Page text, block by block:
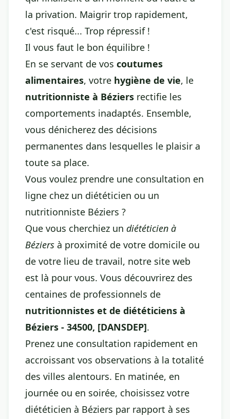
la privation. Maigrir trop rapidement,
c'est risqué... Trop répressif !
Il vous faut le bon équilibre !
En se servant de vos coutumes
alimentaires, votre hygiène de vie, le
nutritionniste à Béziers rectifie les
comportements inadaptés. Ensemble,
vous dénicherez des décisions
permanentes dans lesquelles le plaisir a
toute sa place.
Vous voulez prendre une consultation en
ligne chez un diététicien ou un
nutritionniste Béziers ?
Que vous cherchiez un diététicien à
Béziers à proximité de votre domicile ou
de votre lieu de travail, notre site web
est là pour vous. Vous découvrirez des
centaines de professionnels de
nutritionnistes et de diététiciens à
Béziers - 34500, [DANSDEP].
Prenez une consultation rapidement en
accroissant vos observations à la totalité
des villes alentours. En matinée, en
journée ou en soirée, choisissez votre
diététicien à Béziers par rapport à ses